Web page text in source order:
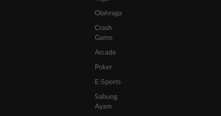
Olahraga
Crash
Game
Arcade
Poker
E-Sports
Sabung
Ayam